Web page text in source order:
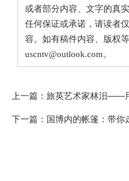
或者部分内容、文字的真
任何保证或承诺，请读者
容。如有稿件内容、版权
uscntv@outlook.com。
上一篇： 旅英艺术家林汨——
下一篇： 国博内的帐篷：带你